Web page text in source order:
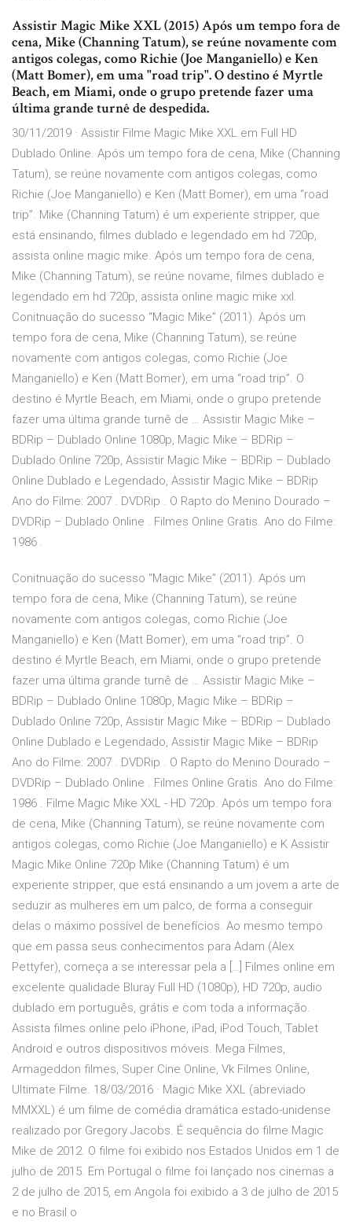
Assistir Magic Mike XXL (2015) Após um tempo fora de
cena, Mike (Channing Tatum), se reúne novamente com
antigos colegas, como Richie (Joe Manganiello) e Ken
(Matt Bomer), em uma "road trip". O destino é Myrtle
Beach, em Miami, onde o grupo pretende fazer uma
última grande turnê de despedida.
30/11/2019 · Assistir Filme Magic Mike XXL em Full HD
Dublado Online. Após um tempo fora de cena, Mike (Channing
Tatum), se reúne novamente com antigos colegas, como
Richie (Joe Manganiello) e Ken (Matt Bomer), em uma “road
trip”. Mike (Channing Tatum) é um experiente stripper, que
está ensinando, filmes dublado e legendado em hd 720p,
assista online magic mike. Após um tempo fora de cena,
Mike (Channing Tatum), se reúne novame, filmes dublado e
legendado em hd 720p, assista online magic mike xxl.
Conitnuação do sucesso “Magic Mike” (2011). Após um
tempo fora de cena, Mike (Channing Tatum), se reúne
novamente com antigos colegas, como Richie (Joe
Manganiello) e Ken (Matt Bomer), em uma “road trip”. O
destino é Myrtle Beach, em Miami, onde o grupo pretende
fazer uma última grande turnê de … Assistir Magic Mike –
BDRip – Dublado Online 1080p, Magic Mike – BDRip –
Dublado Online 720p, Assistir Magic Mike – BDRip – Dublado
Online Dublado e Legendado, Assistir Magic Mike – BDRip
Ano do Filme: 2007 . DVDRip . O Rapto do Menino Dourado –
DVDRip – Dublado Online . Filmes Online Gratis. Ano do Filme:
1986 .
Conitnuação do sucesso “Magic Mike” (2011). Após um
tempo fora de cena, Mike (Channing Tatum), se reúne
novamente com antigos colegas, como Richie (Joe
Manganiello) e Ken (Matt Bomer), em uma “road trip”. O
destino é Myrtle Beach, em Miami, onde o grupo pretende
fazer uma última grande turnê de … Assistir Magic Mike –
BDRip – Dublado Online 1080p, Magic Mike – BDRip –
Dublado Online 720p, Assistir Magic Mike – BDRip – Dublado
Online Dublado e Legendado, Assistir Magic Mike – BDRip
Ano do Filme: 2007 . DVDRip . O Rapto do Menino Dourado –
DVDRip – Dublado Online . Filmes Online Gratis. Ano do Filme:
1986 . Filme Magic Mike XXL - HD 720p. Após um tempo fora
de cena, Mike (Channing Tatum), se reúne novamente com
antigos colegas, como Richie (Joe Manganiello) e K Assistir
Magic Mike Online 720p Mike (Channing Tatum) é um
experiente stripper, que está ensinando a um jovem a arte de
seduzir as mulheres em um palco, de forma a conseguir
delas o máximo possível de benefícios. Ao mesmo tempo
que em passa seus conhecimentos para Adam (Alex
Pettyfer), começa a se interessar pela a […] Filmes online em
excelente qualidade Bluray Full HD (1080p), HD 720p, audio
dublado em português, grátis e com toda a informação.
Assista filmes online pelo iPhone, iPad, iPod Touch, Tablet
Android e outros dispositivos móveis. Mega Filmes,
Armageddon filmes, Super Cine Online, Vk Filmes Online,
Ultimate Filme. 18/03/2016 · Magic Mike XXL (abreviado
MMXXL) é um filme de comédia dramática estado-unidense
realizado por Gregory Jacobs. É sequência do filme Magic
Mike de 2012. O filme foi exibido nos Estados Unidos em 1 de
julho de 2015. Em Portugal o filme foi lançado nos cinemas a
2 de julho de 2015, em Angola foi exibido a 3 de julho de 2015
e no Brasil o